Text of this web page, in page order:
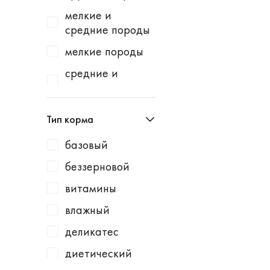
Homefish
Milbemax
Monge
N1
Neoterica
Organic Choice
Orijen
водоросли
говядина
говядина /
картофель
говядина /
клюква
курица
говядина /
малина
говядина /
мелкие и
средние породы
мелкие породы
средние и
Тип корма
базовый
беззерновой
витамины
влажный
деликатес
диетический